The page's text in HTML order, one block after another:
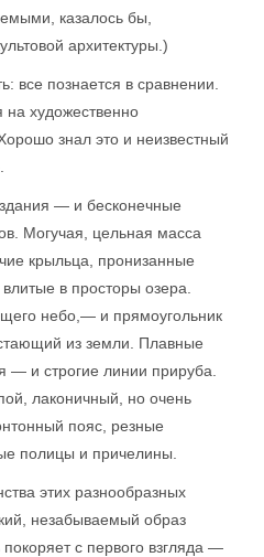
казалось бы,
архитектуры.)
все познается в сравнении.
на художественно
знал это и неизвестный
— и бесконечные
Могучая, цельная масса
крыльца, пронизанные
в просторы озера.
небо,— и прямоугольник
из земли. Плавные
— и строгие линии прируба.
лаконичный, но очень
пояс, резные
полицы и причелины.
этих разнообразных
незабываемый образ
с первого взгляда —